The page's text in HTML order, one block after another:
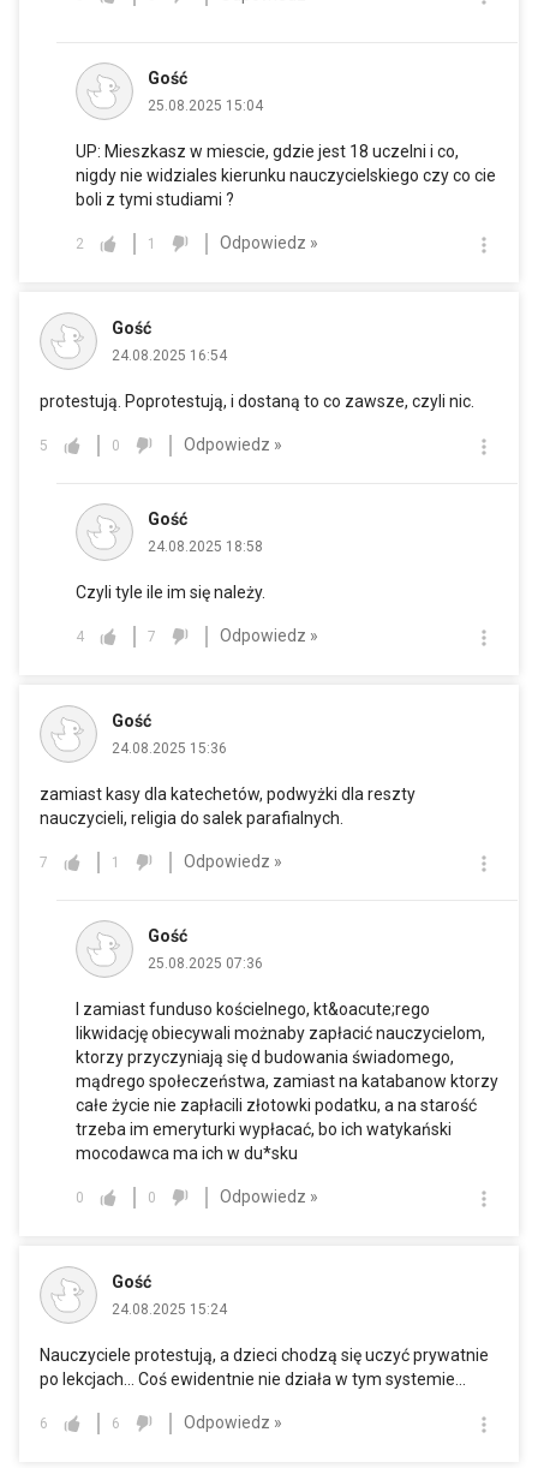
Gość
25.08.2025 15:04
UP: Mieszkasz w miescie, gdzie jest 18 uczelni i co,
nigdy nie widziales kierunku nauczycielskiego czy co cie
boli z tymi studiami ?
2 1 Odpowiedz »
Gość
24.08.2025 16:54
protestują. Poprotestują, i dostaną to co zawsze, czyli nic.
5 0 Odpowiedz »
Gość
24.08.2025 18:58
Czyli tyle ile im się należy.
4 7 Odpowiedz »
Gość
24.08.2025 15:36
zamiast kasy dla katechetów, podwyżki dla reszty
nauczycieli, religia do salek parafialnych.
7 1 Odpowiedz »
Gość
25.08.2025 07:36
I zamiast funduso kościelnego, kt&oacute;rego
likwidację obiecywali możnaby zapłacić nauczycielom,
ktorzy przyczyniają się d budowania świadomego,
mądrego społeczeństwa, zamiast na katabanow ktorzy
całe życie nie zapłacili złotowki podatku, a na starość
trzeba im emeryturki wypłacać, bo ich watykański
mocodawca ma ich w du*sku
0 0 Odpowiedz »
Gość
24.08.2025 15:24
Nauczyciele protestują, a dzieci chodzą się uczyć prywatnie
po lekcjach... Coś ewidentnie nie działa w tym systemie...
6 6 Odpowiedz »